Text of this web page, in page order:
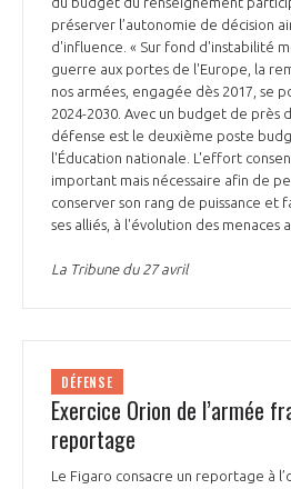
préserver l’autonomie de décision
d'influence. « Sur fond d'instabilité
guerre aux portes de l'Europe, la
nos armées, engagée dès 2017, se
2024-2030. Avec un budget de près
défense est le deuxième poste
l'Éducation nationale. L'effort
important mais nécessaire afin de
conserver son rang de puissance et
ses alliés, à l'évolution des menaces
La Tribune du 27 avril
DÉFENSE
Exercice Orion de l’armée
reportage
Le Figaro consacre un reportage à